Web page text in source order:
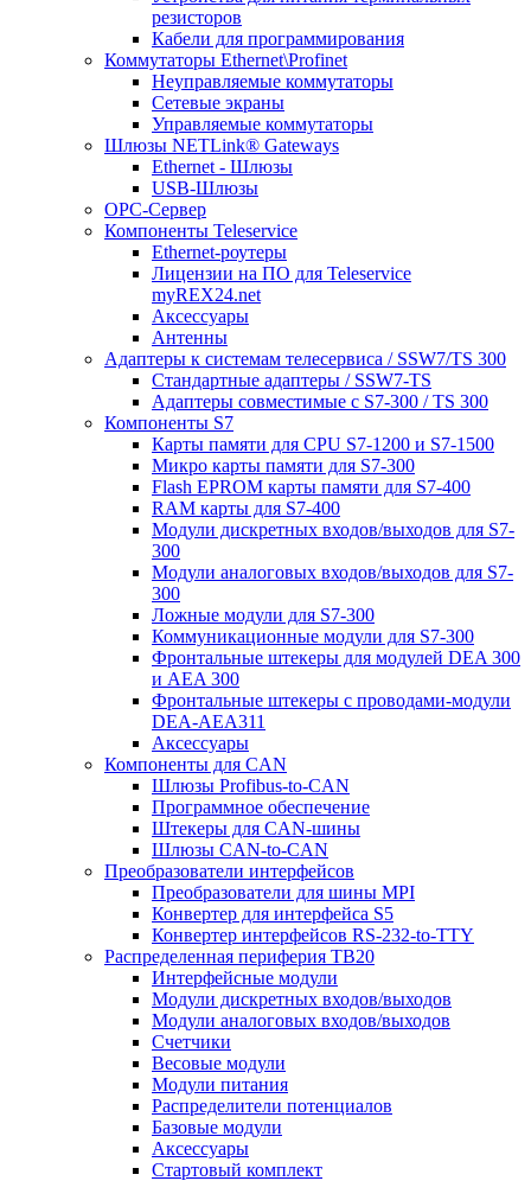
резисторов
Кабели для программирования
Коммутаторы Ethernet\Profinet
Неуправляемые коммутаторы
Сетевые экраны
Управляемые коммутаторы
Шлюзы NETLink® Gateways
Ethernet - Шлюзы
USB-Шлюзы
ОРС-Сервер
Компоненты Teleservice
Ethernet-роутеры
Лицензии на ПО для Teleservice
myREX24.net
Аксессуары
Антенны
Адаптеры к системам телесервиса / SSW7/TS 300
Стандартные адаптеры / SSW7-TS
Адаптеры совместимые с S7-300 / TS 300
Компоненты S7
Карты памяти для CPU S7-1200 и S7-1500
Микро карты памяти для S7-300
Flash EPROM карты памяти для S7-400
RAM карты для S7-400
Модули дискретных входов/выходов для S7-
300
Модули аналоговых входов/выходов для S7-
300
Ложные модули для S7-300
Коммуникационные модули для S7-300
Фронтальные штекеры для модулей DEA 300
и AEA 300
Фронтальные штекеры с проводами-модули
DEA-AEA311
Аксессуары
Компоненты для CAN
Шлюзы Profibus-to-CAN
Программное обеспечение
Штекеры для CAN-шины
Шлюзы CAN-to-CAN
Преобразователи интерфейсов
Преобразователи для шины MPI
Конвертер для интерфейса S5
Конвертер интерфейсов RS-232-to-TTY
Распределенная периферия TB20
Интерфейсные модули
Модули дискретных входов/выходов
Модули аналоговых входов/выходов
Счетчики
Весовые модули
Модули питания
Распределители потенциалов
Базовые модули
Аксесcуары
Стартовый комплект